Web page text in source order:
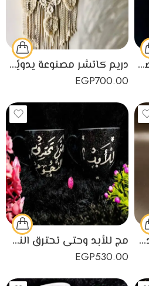
شيالة مكرمية للكتب مصنوعة يدويًا من خيوط المكرمية القطنية دريم كاتشر مصنوعة يدويًا من خيوط المكرمية القطنية
EGP700.00
سبرتاية وكنكة صناعة يدوية مصرية من النحاس الأصفر مج للأبد وحتى تحترق النجوم مصنوع يدويًا من البورسلين
EGP530.00